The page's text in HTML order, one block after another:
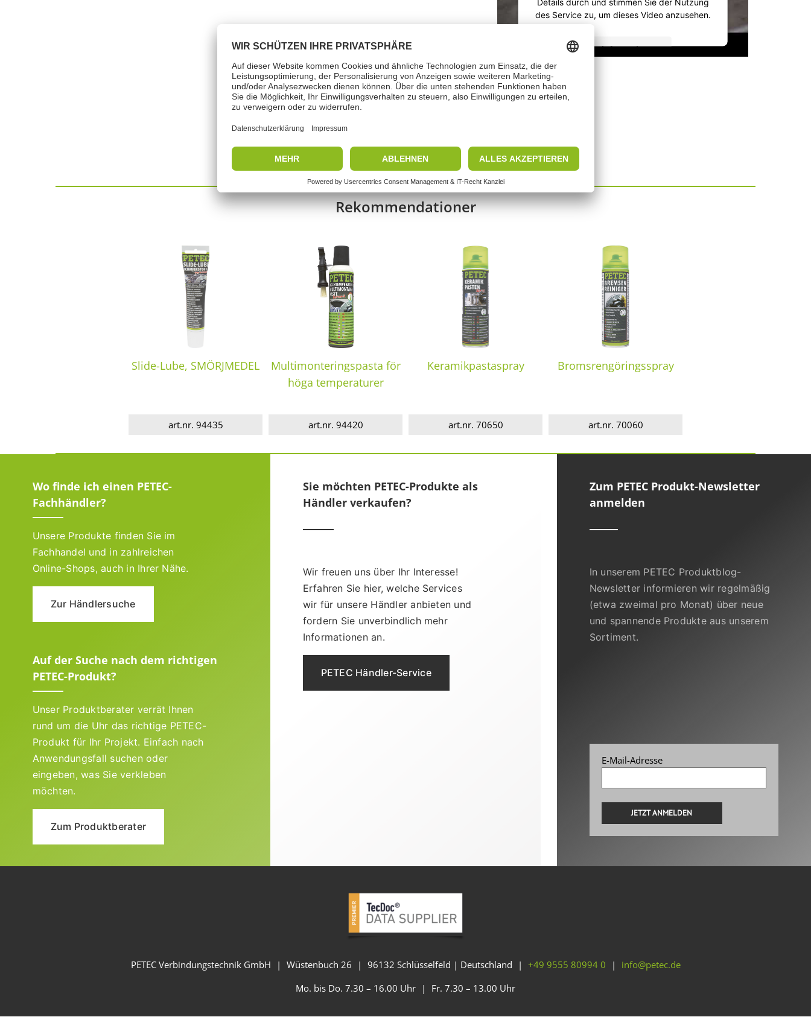
des Service zu, um dieses Video anzusehen.
Mehr Informationen
powered by
Downloads
TekDatablad
Rekommendationer
Slide-Lube, SMÖRJMEDEL
art.nr. 94435
Multimonteringspasta för
höga temperaturer
art.nr. 94420
Keramikpastaspray
art.nr. 70650
Bromsrengöringsspray
art.nr. 70060
Wo finde ich einen PETEC-
Fachhändler?
Unsere Produkte finden Sie im
Fachhandel und in zahlreichen
Online-Shops, auch in Ihrer Nähe.
Zur Händlersuche
Auf der Suche nach dem richtigen
PETEC-Produkt?
Unser Produktberater verrät Ihnen
rund um die Uhr das richtige PETEC-
Produkt für Ihr Projekt. Einfach nach
Anwendungsfall suchen oder
eingeben, was Sie verkleben
möchten.
Zum Produktberater
Sie möchten PETEC-Produkte als
Händler verkaufen?
Wir freuen uns über Ihr Interesse!
Erfahren Sie hier, welche Services
wir für unsere Händler anbieten und
fordern Sie unverbindlich mehr
Informationen an.
PETEC Händler-Service
Zum PETEC Produkt-Newsletter
anmelden
In unserem PETEC Produktblog-
Newsletter informieren wir regelmäßig
(etwa zweimal pro Monat) über neue
und spannende Produkte aus unserem
Sortiment.
E-Mail-Adresse
PETEC Verbindungstechnik GmbH | Wüstenbuch 26 | 96132 Schlüsselfeld | Deutschland | +49 9555 80994 0 |
info@petec.de
Mo. bis Do. 7.30 – 16.00 Uhr | Fr. 7.30 – 13.00 Uhr